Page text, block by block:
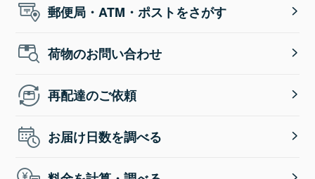
郵便局・ATM・ポストをさがす
荷物のお問い合わせ
再配達のご依頼
お届け日数を調べる